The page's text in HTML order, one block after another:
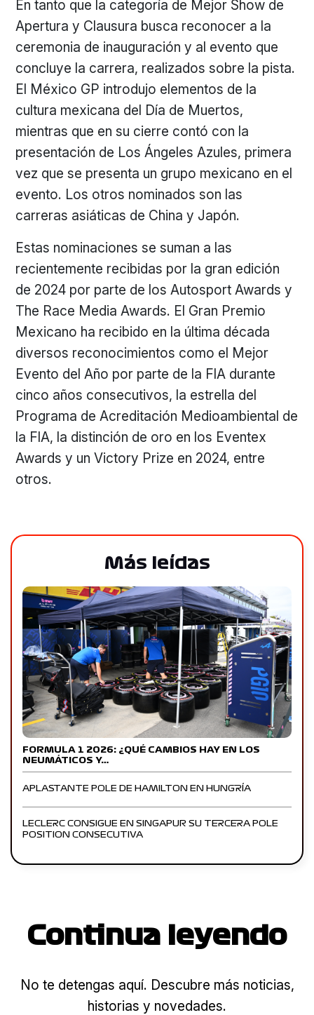
En tanto que la categoría de Mejor Show de
Apertura y Clausura busca reconocer a la
ceremonia de inauguración y al evento que
concluye la carrera, realizados sobre la pista.
El México GP introdujo elementos de la
cultura mexicana del Día de Muertos,
mientras que en su cierre contó con la
presentación de Los Ángeles Azules, primera
vez que se presenta un grupo mexicano en el
evento. Los otros nominados son las
carreras asiáticas de China y Japón.
Estas nominaciones se suman a las
recientemente recibidas por la gran edición
de 2024 por parte de los Autosport Awards y
The Race Media Awards. El Gran Premio
Mexicano ha recibido en la última década
diversos reconocimientos como el Mejor
Evento del Año por parte de la FIA durante
cinco años consecutivos, la estrella del
Programa de Acreditación Medioambiental de
la FIA, la distinción de oro en los Eventex
Awards y un Victory Prize en 2024, entre
otros.
Más leídas
FORMULA 1 2026: ¿QUÉ CAMBIOS HAY EN LOS
NEUMÁTICOS Y…
APLASTANTE POLE DE HAMILTON EN HUNGRÍA
LECLERC CONSIGUE EN SINGAPUR SU TERCERA POLE
POSITION CONSECUTIVA
Continua leyendo
No te detengas aquí. Descubre más noticias,
historias y novedades.